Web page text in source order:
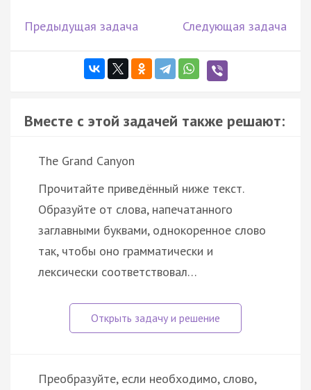
Предыдущая задача Следующая задача
Вместе с этой задачей также решают:
The Grand Canyon
Прочитайте приведённый ниже текст.
Образуйте от слова, напечатанного
заглавными буквами, однокоренное слово
так, чтобы оно грамматически и
лексически соответствовал…
Преобразуйте, если необходимо, слово,